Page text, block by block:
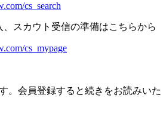
cs_search
、スカウト受信の準備はこちらから
cs_mypage
。会員登録すると続きをお読みいた